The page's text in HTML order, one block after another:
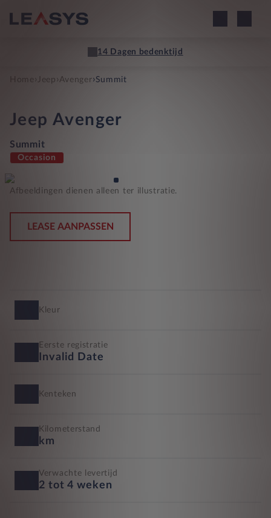
14 Dagen bedenktijd
Home Jeep › Avenger›Summit
Jeep Avenger
Summit
Occasion
Afbeeldingen dienen alleen ter illustratie.
LEASE AANPASSEN
Kleur
Eerste registratie
Invalid Date
Kenteken
Kilometerstand
km
Verwachte levertijd
2 tot 4 weken